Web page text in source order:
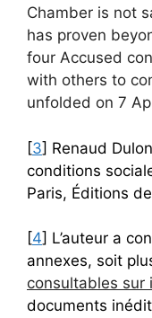
Chamber is not
has proven
four Accused
with others to
unfolded on 7
[3] Renaud
conditions
Paris, Éditions
[4] L’auteur a
annexes, soit
consultables sur
documents